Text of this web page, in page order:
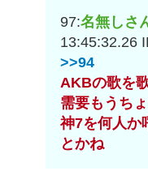
97:名無しさ
13:45:32.26
>>94
AKBの歌を
需要もうち
神7を何人か
とかね